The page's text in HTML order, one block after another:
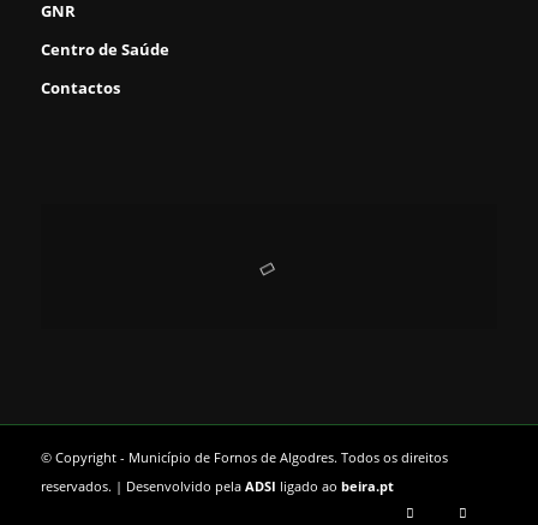
GNR
Centro de Saúde
Contactos
© Copyright - Município de Fornos de Algodres. Todos os direitos
reservados. | Desenvolvido pela ADSI ligado ao beira.pt